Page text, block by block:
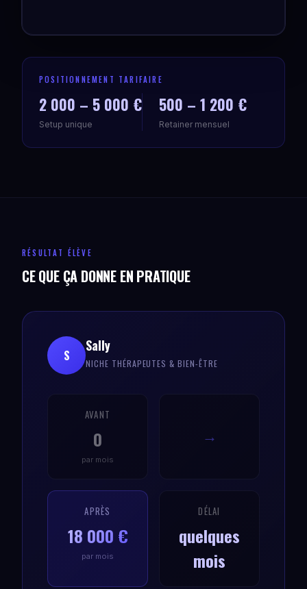
POSITIONNEMENT TARIFAIRE
2 000 – 5 000 €
Setup unique
500 – 1 200 €
Retainer mensuel
RÉSULTAT ÉLÈVE
CE QUE ÇA DONNE EN PRATIQUE
S
Sally
NICHE THÉRAPEUTES & BIEN-ÊTRE
AVANT
0
par mois
→
APRÈS
18 000 €
par mois
DÉLAI
quelques
mois